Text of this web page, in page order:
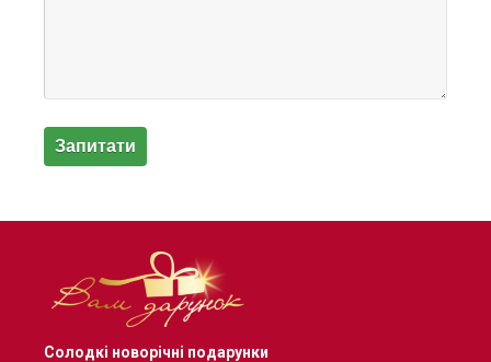
Солодкі новорічні подарунки